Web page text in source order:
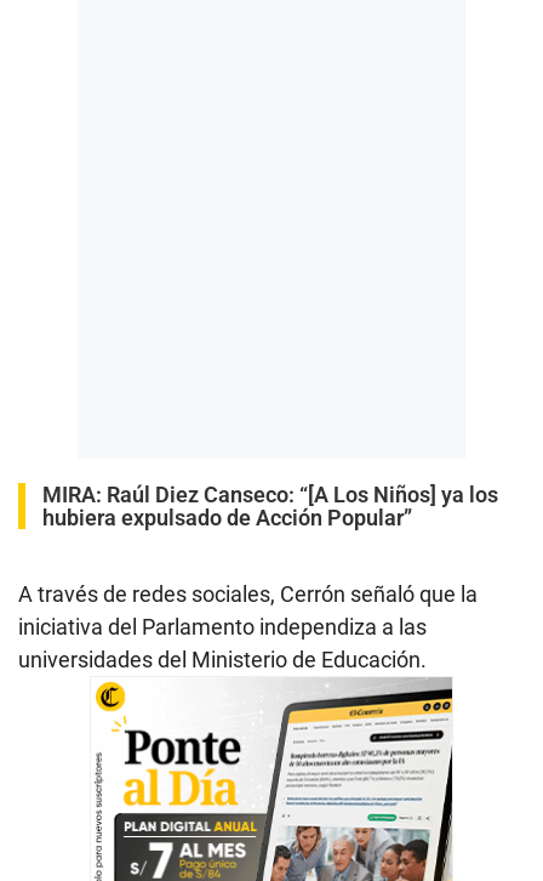
MIRA: Raúl Diez Canseco: “[A Los Niños] ya los
hubiera expulsado de Acción Popular”
A través de redes sociales, Cerrón señaló que la
iniciativa del Parlamento independiza a las
universidades del Ministerio de Educación.